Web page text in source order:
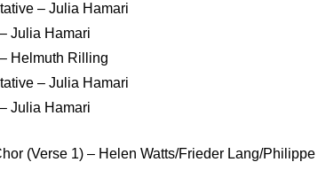
– Julia Hamari
Julia Hamari
Helmuth Rilling
– Julia Hamari
Julia Hamari
(Verse 1) – Helen Watts/Frieder Lang/Philippe